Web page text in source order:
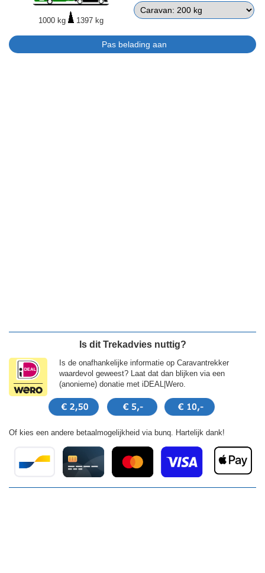
1000 kg 1397 kg
Is dit Trekadvies nuttig?
Is de onafhankelijke informatie op Caravantrekker
waardevol geweest? Laat dat dan blijken via een
(anonieme) donatie met iDEAL|Wero.
Of kies een andere betaalmogelijkheid via bunq. Hartelijk dank!